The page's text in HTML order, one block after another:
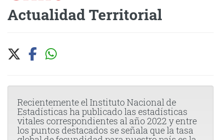
Actualidad Territorial
Recientemente el Instituto Nacional de
Estadísticas ha publicado las estadísticas
vitales correspondientes al año 2022 y entre
los puntos destacados se señala que la tasa